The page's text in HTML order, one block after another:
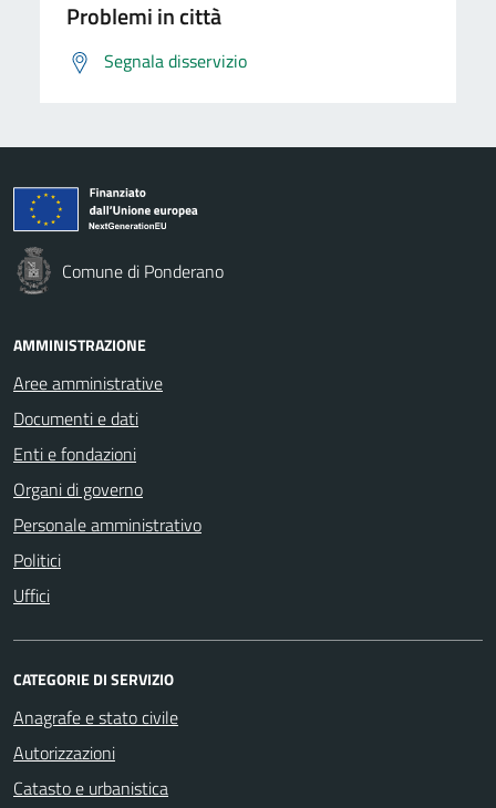
Problemi in città
Segnala disservizio
Comune di Ponderano
AMMINISTRAZIONE
Aree amministrative
Documenti e dati
Enti e fondazioni
Organi di governo
Personale amministrativo
Politici
Uffici
CATEGORIE DI SERVIZIO
Anagrafe e stato civile
Autorizzazioni
Catasto e urbanistica